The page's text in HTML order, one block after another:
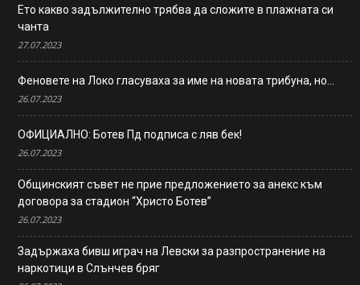
Ето какво задължително трябва да сложите в плажната си
чанта
27.07.2023
Феновете на Локо гласуваха за име на новата трибуна, но…
26.07.2023
ОФИЦИАЛНО: Ботев Пд подписа с ляв бек!
26.07.2023
Общинският съвет не прие предложението за анекс към
договора за стадион “Христо Ботев”
26.07.2023
Задържаха бивш играч на Левски за разпространение на
наркотици в Слънчев бряг